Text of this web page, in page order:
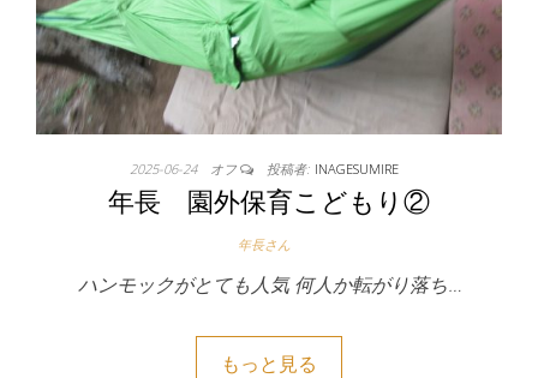
2025-06-24 オフ 投稿者: INAGESUMIRE
年長 園外保育こどもり②
年長さん
ハンモックがとても人気 何人か転がり落ち…
もっと見る